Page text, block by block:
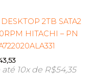
2TB SATA2
HITACHI – PN
até 10x de R$54,35